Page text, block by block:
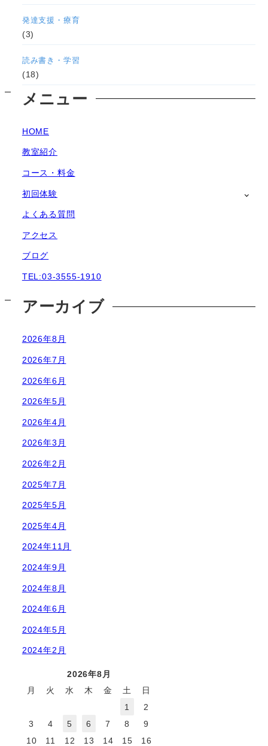
発達支援・療育
(3)
読み書き・学習
(18)
メニュー
HOME
教室紹介
コース・料金
初回体験
よくある質問
アクセス
ブログ
TEL:03-3555-1910
アーカイブ
2026年8月
2026年7月
2026年6月
2026年5月
2026年4月
2026年3月
2026年2月
2025年7月
2025年5月
2025年4月
2024年11月
2024年9月
2024年8月
2024年6月
2024年5月
2024年2月
2026年8月
月
火 水 木 金 土
日
1
2
3
4 5 6 7 8
9
10
11 12 13 14 15
16